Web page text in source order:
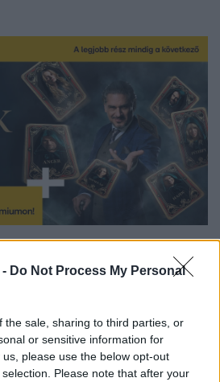
Do Not Process My Personal
the sale, sharing to third parties, or
or sensitive information for
please use the below opt-out
Please note that after your
az RTL.hu az elsők között
találatokban!